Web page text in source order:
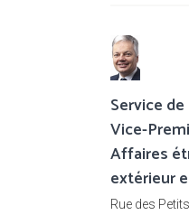
Service
Vice-
Affaires
extérieur
Rue des